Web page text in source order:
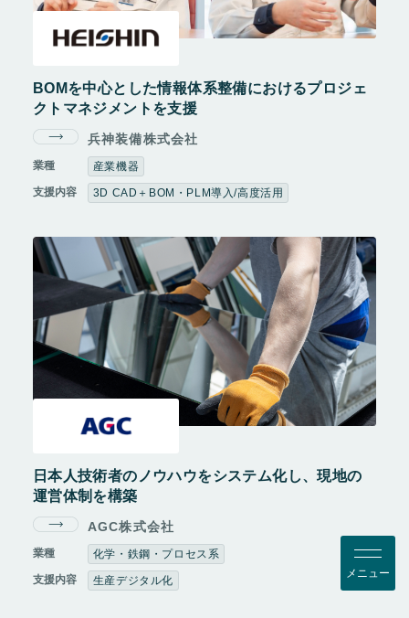
メ ニ ュ ー
閉じる
BOMを中心とした情報体系整備におけるプロジェ
クトマネジメントを支援
兵神装備株式会社
業種
産業機器
支援内容
3D CAD＋BOM・PLM導入/高度活用
日本人技術者のノウハウをシステム化し、現地の
運営体制を構築
AGC株式会社
業種
化学・鉄鋼・プロセス系
支援内容
生産デジタル化